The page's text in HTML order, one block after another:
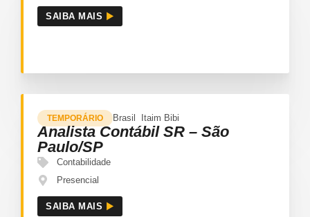
SAIBA MAIS
Brasil Itaim Bibi
TEMPORÁRIO
Analista Contábil SR – São
Paulo/SP
Contabilidade
Presencial
SAIBA MAIS